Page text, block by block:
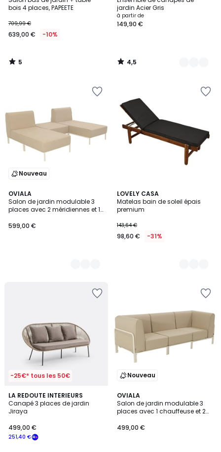
bois 4 places, PAPEETE
709,99 €
639,00 € -10%
5
5
/
jardin Acier Gris
à partir de
149,90 €
Couleurs
4,5
/
Nouveau
OVIALA
Salon de jardin modulable 3
places avec 2 méridiennes et 1
599,00 €
3
Couleurs
LOVELY CASA
Matelas bain de soleil épais
premium
143,64 €
98,60 € -31%
2
Couleurs
-25€* tous les 50€
LA REDOUTE INTERIEURS
Canapé 3 places de jardin
Jiraya
251,40 €
499,00 €
4,3
/ 5
Nouveau
OVIALA
Salon de jardin modulable 3
places avec 1 chauffeuse et 2
499,00 €
3
Couleurs